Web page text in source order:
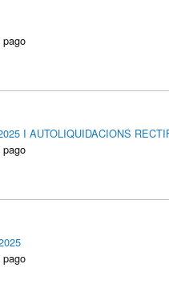
pago
I AUTOLIQUIDACIONS
pago
pago